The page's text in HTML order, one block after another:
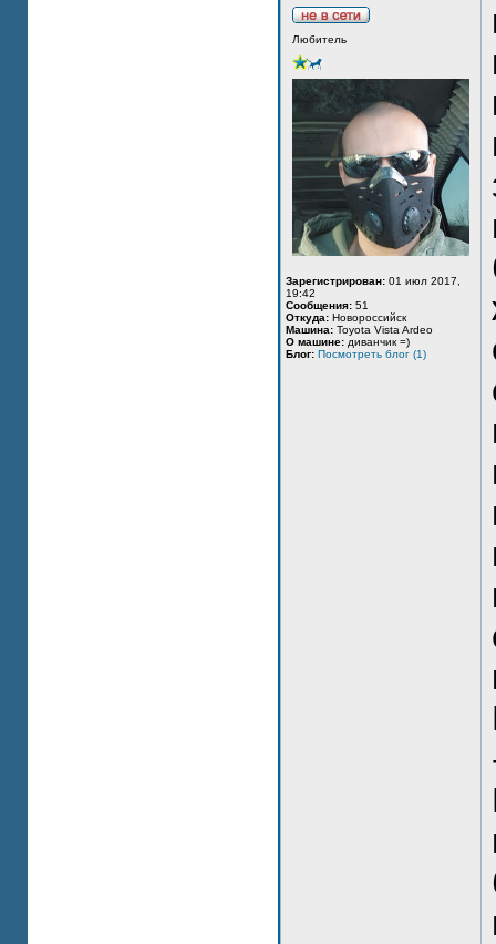
Любитель
Зарегистрирован: 01 июл 2017,
19:42
Сообщения: 51
Откуда: Новороссийск
Машина: Toyota Vista Ardeo
О машине: диванчик =)
Блог: Посмотреть блог (1)